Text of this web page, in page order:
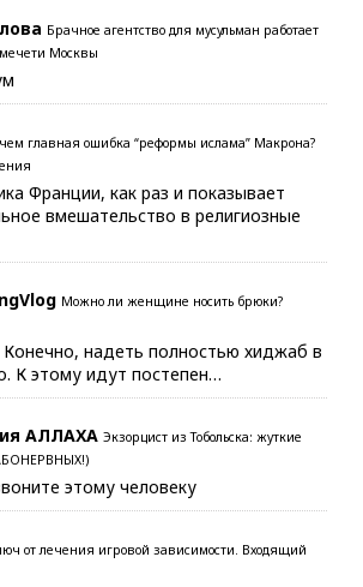
Брачное агентство для мусульман работает
Москвы
главная ошибка “реформы ислама” Макрона?
Франции, как раз и показывает
вмешательство в религиозные
Можно ли женщине носить брюки?
надеть полностью хиджаб в
К этому идут постепен…
АЛЛАХА Экзорцист из Тобольска: жуткие
этому человеку
от лечения игровой зависимости. Входящий